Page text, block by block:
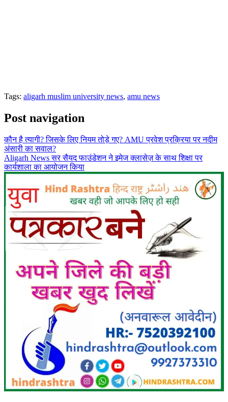
Tags: aligarh muslim university news, amu news
Post navigation
कौन है त्यागी? जिसके लिए नियम तोड़े गए? AMU प्रवेश प्रक्रिया पर नदीम
अंसारी का सवाल?
Aligarh News सर सैयद फाउंडेशन ने इमेज क्लासेज़ के साथ शिक्षा पर
कार्यशाला का आयोजन किया